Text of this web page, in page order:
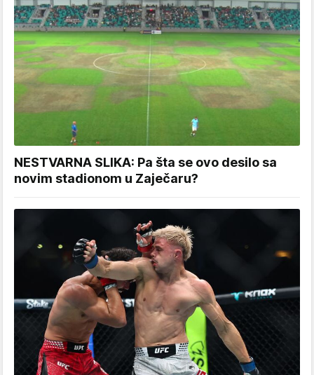
NESTVARNA SLIKA: Pa šta se ovo desilo sa
novim stadionom u Zaječaru?